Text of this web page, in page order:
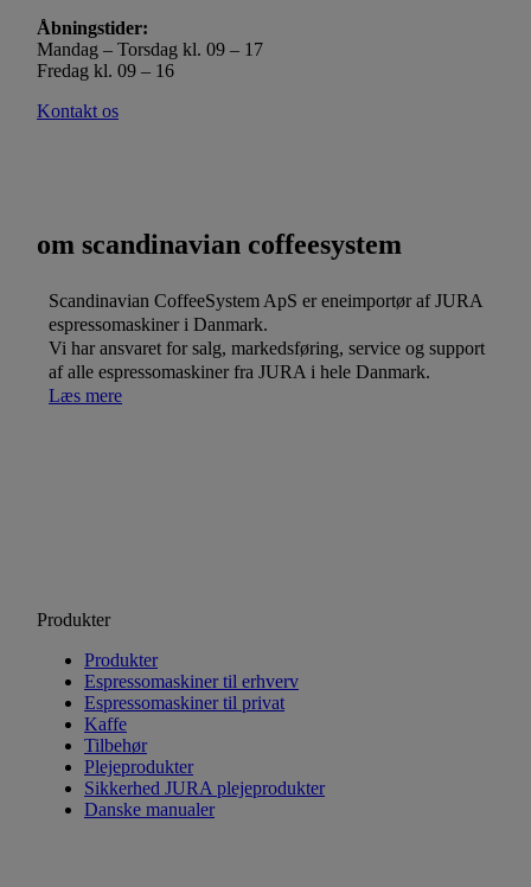
Åbningstider:
Mandag – Torsdag kl. 09 – 17
Fredag kl. 09 – 16
Kontakt os
om scandinavian coffeesystem
Scandinavian CoffeeSystem ApS er eneimportør af JURA
espressomaskiner i Danmark.
Vi har ansvaret for salg, markedsføring, service og support
af alle espressomaskiner fra JURA i hele Danmark.
Læs mere
Produkter
Produkter
Espressomaskiner til erhverv
Espressomaskiner til privat
Kaffe
Tilbehør
Plejeprodukter
Sikkerhed JURA plejeprodukter
Danske manualer